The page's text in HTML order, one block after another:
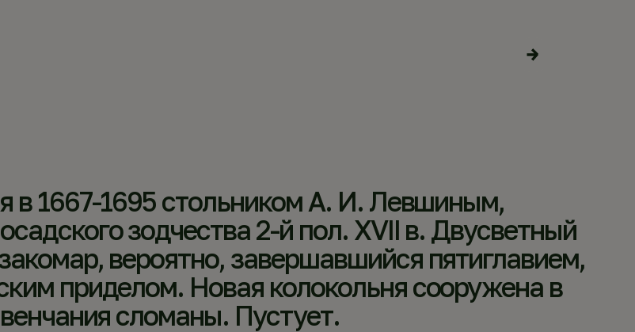
в 1667-1695 стольником А. И. Левшиным,
зодчества 2-й пол. XVII в. Двусветный
вероятно, завершавшийся пятиглавием,
приделом. Новая колокольня сооружена в
сломаны. Пустует.